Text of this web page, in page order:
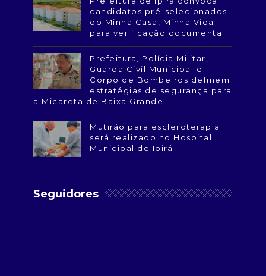
candidatos pré-selecionados
do Minha Casa, Minha Vida
para verificação documental
Prefeitura, Polícia Militar,
Guarda Civil Municipal e
Corpo de Bombeiros definem
estratégias de segurança para
a Micareta de Baixa Grande
Mutirão para escleroterapia
será realizado no Hospital
Municipal de Ipirá
Seguidores